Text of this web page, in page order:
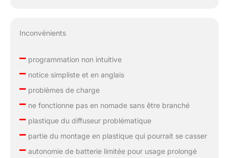
Inconvénients
–programmation non intuitive
–notice simpliste et en anglais
–problèmes de charge
–ne fonctionne pas en nomade sans être branché
–plastique du diffuseur problématique
–partie du montage en plastique qui pourrait se casser
–autonomie de batterie limitée pour usage prolongé